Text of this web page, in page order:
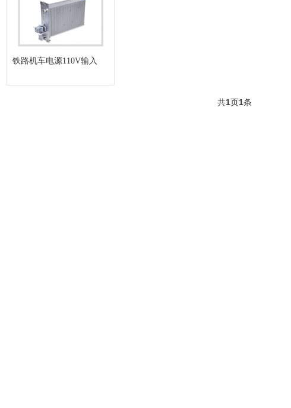
铁路机车电源110V输入
共1页1条